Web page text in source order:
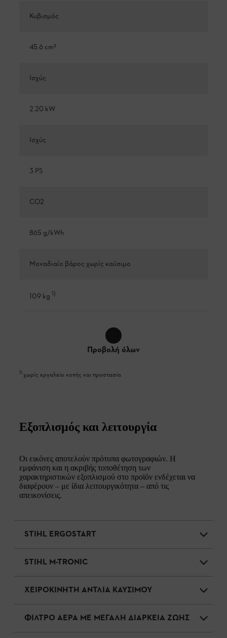
Κυβισμός
45.6 cm³
Ισχύς
2.20 kW
Ισχύς
3 PS
CO2
865 g/kWh
Μοναδιαίο βάρος χωρίς καύσιμο
10.9 kg 1)
Προβολή όλων
1)χωρίς εργαλείο κοπής και προστασία
Εξοπλισμός και λειτουργία
Οι εικόνες αποτελούν πρότυπα φωτογραφιών. Η
εμφάνιση και η ακριβής τοποθέτηση των
χαρακτηριστικών εξοπλισμού στο προϊόν ενδέχεται να
διαφέρουν – με ίδια λειτουργικότητα – από τις
απεικονίσεις.
STIHL ERGOSTART
STIHL M-TRONIC
ΧΕΙΡΟΚΙΝΗΤΗ ΑΝΤΛΙΑ ΚΑΥΣΙΜΟΥ
ΦΙΛΤΡΟ ΑΕΡΑ ΜΕ ΜΕΓΑΛΗ ΔΙΑΡΚΕΙΑ ΖΩΗΣ